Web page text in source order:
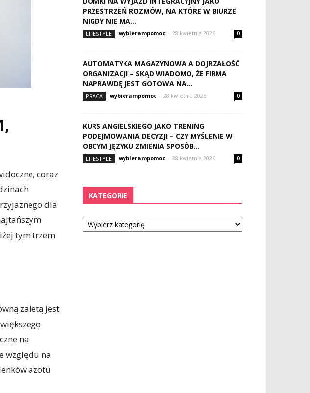
coraz
dla
tym trzem
zaletą jest
na
względu na
azotu
PRZESTRZEŃ ROZMÓW, NA KTÓRE W BIURZE
NIGDY NIE MA...
LIFESTYLE wybierampomoc - 28 kwietnia 2026 0
AUTOMATYKA MAGAZYNOWA A DOJRZAŁOŚĆ
ORGANIZACJI – SKĄD WIADOMO, ŻE FIRMA
NAPRAWDĘ JEST GOTOWA NA...
PRACA wybierampomoc - 28 kwietnia 2026 0
KURS ANGIELSKIEGO JAKO TRENING
PODEJMOWANIA DECYZJI – CZY MYŚLENIE W
OBCYM JĘZYKU ZMIENIA SPOSÓB...
LIFESTYLE wybierampomoc - 28 kwietnia 2026 0
KATEGORIE
Kategorie